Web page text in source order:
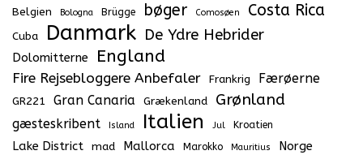
Belgien Bologna Brügge bøger Comosøen Costa Rica
Cuba Danmark De Ydre Hebrider
Dolomitterne England
Fire Rejsebloggere Anbefaler Frankrig Færøerne
GR221 Gran Canaria Grækenland Grønland
gæsteskribent Island Italien Jul Kroatien
Lake District mad Mallorca Marokko Mauritius Norge